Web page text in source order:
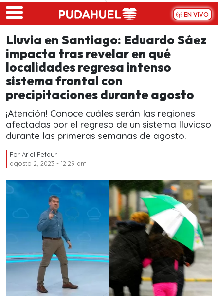
Skip to main content
EN VIVO
Lluvia en Santiago: Eduardo Sáez
impacta tras revelar en qué
localidades regresa intenso
sistema frontal con
precipitaciones durante agosto
¡Atención! Conoce cuáles serán las regiones
afectadas por el regreso de un sistema lluvioso
durante las primeras semanas de agosto.
Por Ariel Pefaur
agosto 2, 2023 - 12:29 am